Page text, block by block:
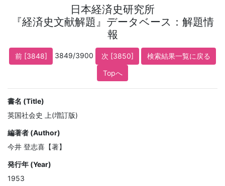
日本経済史研究所
『経済史文献解題』データベース：解題情
報
前 [3848] 3849/3900 次 [3850]
検索結果一覧に戻る
Topへ
書名 (Title)
英国社会史 上(増訂版)
編著者 (Author)
今井 登志喜【著】
発行年 (Year)
1953